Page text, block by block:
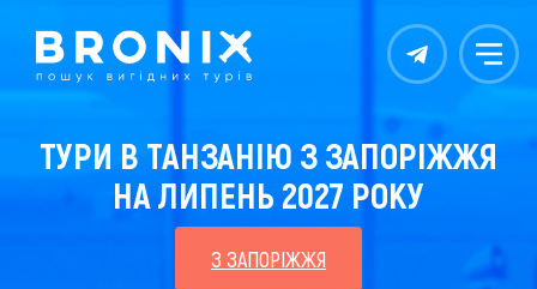
Контакты Меню
ТУРИ В ТАНЗАНІЮ З ЗАПОРІЖЖЯ
НА ЛИПЕНЬ 2027 РОКУ
З ЗАПОРІЖЖЯ